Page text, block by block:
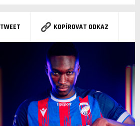
TWEET KOPÍROVAT ODKAZ